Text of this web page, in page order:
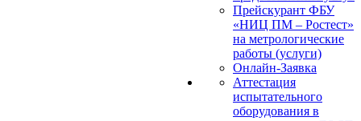
Прейскурант ФБУ
«НИЦ ПМ – Ростест»
на метрологические
работы (услуги)
Онлайн-Заявка
Аттестация
испытательного
оборудования в